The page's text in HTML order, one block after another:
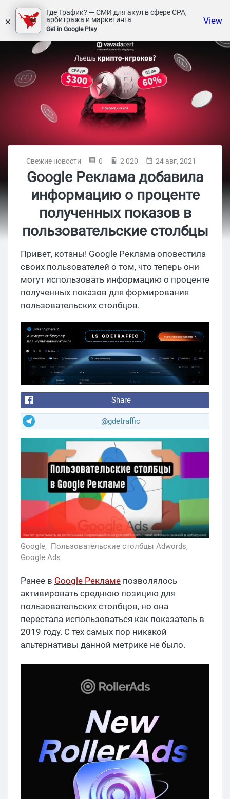
×
Где Трафик? — СМИ для акул в сфере СРА,
арбитража и маркетинга
Get in Google Play
View
Свежие новости 0 2 020 24 авг, 2021
Google Реклама добавила
информацию о проценте
полученных показов в
пользовательские столбцы
Привет, котаны! Google Реклама оповестила
своих пользователей о том, что теперь они
могут использовать информацию о проценте
полученных показов для формирования
пользовательских столбцов.
Share
@gdetraffic
Google, Пользовательские столбцы Adwords,
Google Ads
Ранее в Google Рекламе позволялось
активировать среднюю позицию для
пользовательских столбцов, но она
перестала использоваться как показатель в
2019 году. С тех самых пор никакой
альтернативы данной метрике не было.